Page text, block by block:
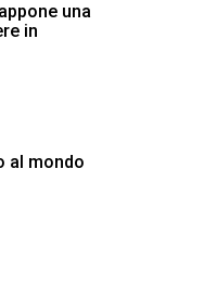
una
in
al mondo